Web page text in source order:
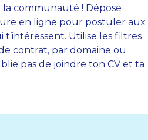
la communauté ! Dépose
en ligne pour postuler aux
Utilise les filtres
contrat, par domaine ou
pas de joindre ton CV et ta